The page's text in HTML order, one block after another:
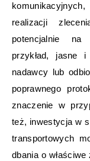
realizacji
potencjalnie na
przykład, jasne
nadawcy lub
poprawnego
znaczenie w
też, inwestycja w
transportowych
dbania o